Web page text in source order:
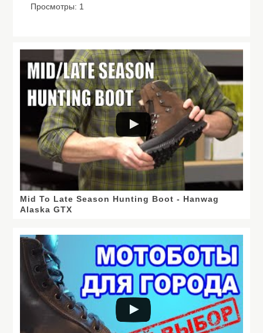
Просмотры: 1
Mid To Late Season Hunting Boot - Hanwag
Alaska GTX